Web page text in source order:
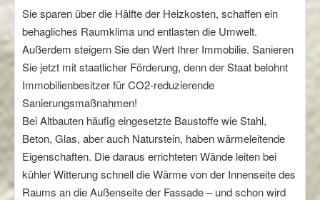
Sie sparen über die Hälfte der Heizkosten, schaffen ein
behagliches Raumklima und entlasten die Umwelt.
Außerdem steigern Sie den Wert Ihrer Immobilie. Sanieren
Sie jetzt mit staatlicher Förderung, denn der Staat belohnt
Immobilienbesitzer für CO2-reduzierende
Sanierungsmaßnahmen!
Bei Altbauten häufig eingesetzte Baustoffe wie Stahl,
Beton, Glas, aber auch Naturstein, haben wärmeleitende
Eigenschaften. Die daraus errichteten Wände leiten bei
kühler Witterung schnell die Wärme von der Innenseite des
Raums an die Außenseite der Fassade – und schon wird